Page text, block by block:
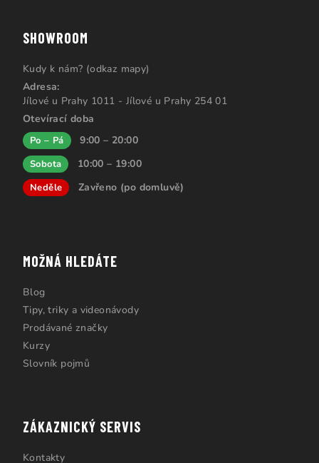
SHOWROOM
Kudy k nám? (odkaz mapy)
Adresa:
Jílové u Prahy 1011 - Jílové u Prahy 254 01
Otevírací doba
Po – Pá 9:00 – 20:00
Sobota 10:00 – 19:00
Neděle Zavřeno (po domluvě)
MOŽNÁ HLEDÁTE
Blog
Tipy, triky a videonávody
Prodávané značky
Kurzy
Slovník pojmů
ZÁKAZNICKÝ SERVIS
Kontakty